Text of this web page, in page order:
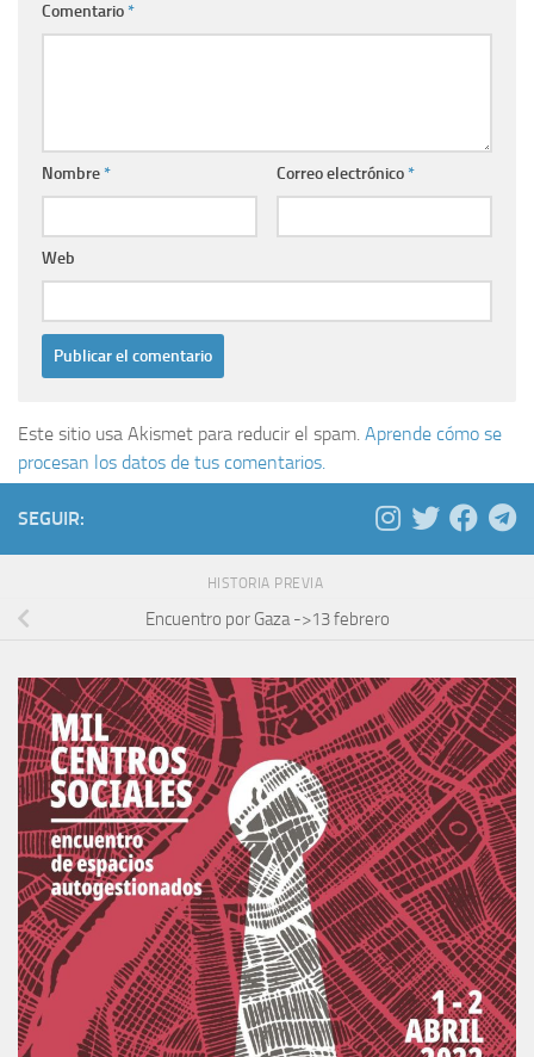
Comentario*
Nombre* Correo electrónico*
Web
Este sitio usa Akismet para reducir el spam. Aprende cómo se
procesan los datos de tus comentarios.
SEGUIR:
HISTORIA PREVIA
Encuentro por Gaza ->13 febrero